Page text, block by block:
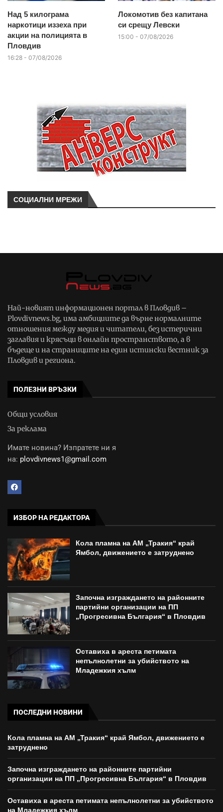
Над 5 килограма
наркотици иззеха при
акции на полицията в
Пловдив
16:28 - 07/08/2026
Локомотив без капитана
си срещу Левски
15:00 - 07/08/2026
СОЦИАЛНИ МРЕЖИ
Най-новият информационен портал в Пловдив –
Plovdivnews.bg, има амбициите да върне нормалните
отношения между медия и читатели, без истерични
заглавия и крясъци в онлайн пространството, а в
бъдеще и на страниците на един истински вестник за
Пловдив и региона.
ПОЛЕЗНИ ВРЪЗКИ
Общи условия
За реклама
Имате новина? Изпратете ни я
на: plovdivnews1@gmail.com
ИЗБОР НА РЕДАКТОРА
Кола пламна на АМ „Тракия“ край
Ямбол, движението е затруднено
Започна изграждането на районните
партийни организации на ПП
„Прогресивна България“ в Пловдив
Оставиха в ареста петимата
непълнолетни за убийството на
Младежкия хълм
ПОСЛЕДНИ НОВИНИ
Кола пламна на АМ „Тракия“ край Ямбол, движението е
затруднено
Започна изграждането на районните партийни
организации на ПП „Прогресивна България“ в Пловдив
Оставиха в ареста петимата непълнолетни за убийството
на Младежкия хълм